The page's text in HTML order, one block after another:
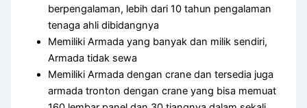
berpengalaman, lebih dari 10 tahun pengalaman
tenaga ahli dibidangnya
Memiliki Armada yang banyak dan milik sendiri,
Armada tidak sewa
Memiliki Armada dengan crane dan tersedia juga
armada tronton dengan crane yang bisa memuat